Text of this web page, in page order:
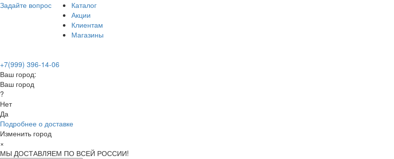
Задайте вопрос
Каталог
Акции
Клиентам
Магазины
+7(999) 396-14-06
Ваш город:
Ваш город
?
Нет
Да
Подробнее о доставке
Изменить город
×
МЫ ДОСТАВЛЯЕМ ПО ВСЕЙ РОССИИ!